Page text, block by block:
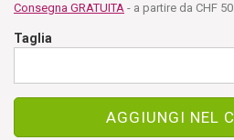
Consegna GRATUITA - a partire da CHF
Taglia
AGGIUNGI NEL